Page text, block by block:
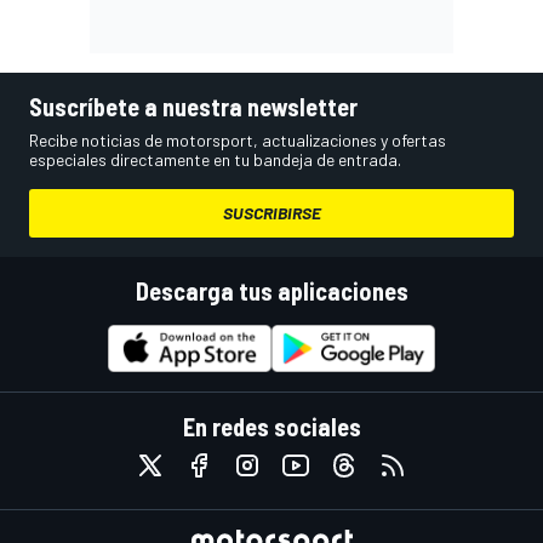
Suscríbete a nuestra newsletter
Recibe noticias de motorsport, actualizaciones y ofertas
especiales directamente en tu bandeja de entrada.
SUSCRIBIRSE
Descarga tus aplicaciones
En redes sociales